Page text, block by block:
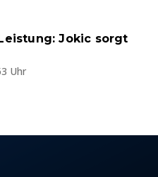
Jokic sorgt
Uhr